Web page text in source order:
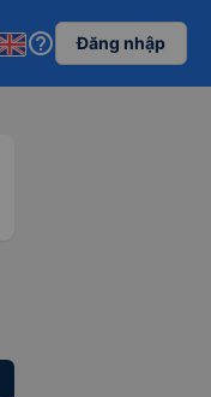
help_outline Đăng nhập